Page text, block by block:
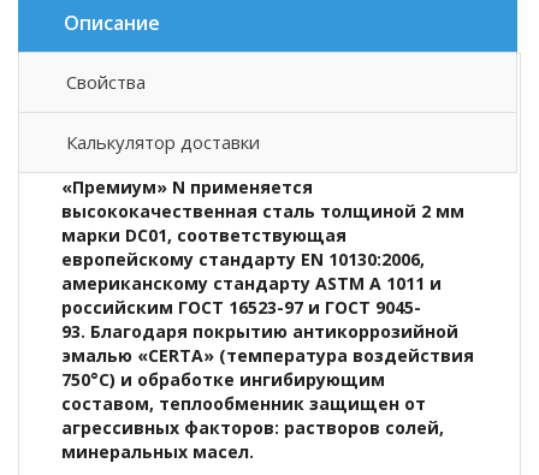
Описание
Свойства
Калькулятор доставки
Описание товара
«Премиум» N применяется
высококачественная сталь толщиной 2 мм
марки DC01, соответствующая
европейскому стандарту EN 10130:2006,
американскому стандарту ASTM A 1011 и
российским ГОСТ 16523-97 и ГОСТ 9045-
93. Благодаря покрытию антикоррозийной
эмалью «CERTA» (температура воздействия
750°С) и обработке ингибирующим
составом, теплообменник защищен от
агрессивных факторов: растворов солей,
минеральных масел.